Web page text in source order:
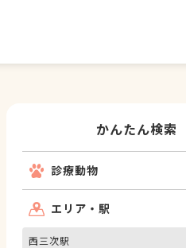
かんたん検索
診療動物
エリア・駅
西三次駅